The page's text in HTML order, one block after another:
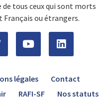
tous ceux qui sont morts
Français ou étrangers.
légales
Contact
RAFI-SF Nos statuts